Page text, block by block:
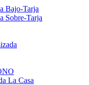
Bajo-Tarja
Sobre-Tarja
La Casa